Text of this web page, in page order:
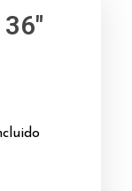
36"